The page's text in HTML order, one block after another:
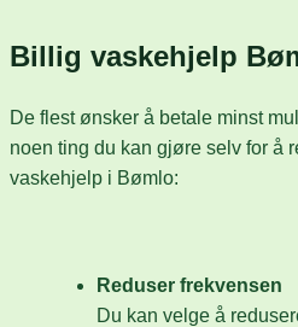
Billig vaskehjelp
De flest ønsker å betale minst
noen ting du kan gjøre selv for å
vaskehjelp i Bømlo:
Reduser frekvensen
Du kan velge å